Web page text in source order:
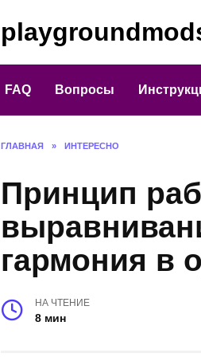
FAQ Вопросы
ГЛАВНАЯ » ИНТЕРЕСНО
Принцип
гармония в
НА ЧТЕНИЕ
8 мин